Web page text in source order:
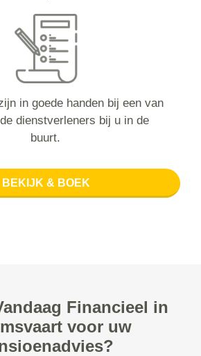
in goede handen bij een van
dienstverleners bij u in de
buurt.
BEKIJK & BOEK
Financieel in
voor uw